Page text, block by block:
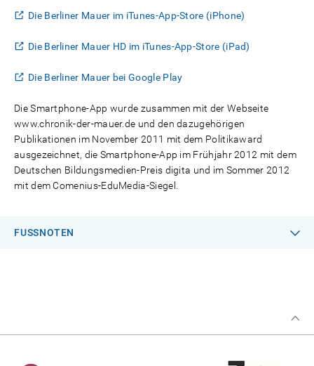
Die Berliner Mauer im iTunes-App-Store (iPhone)
Die Berliner Mauer HD im iTunes-App-Store (iPad)
Die Berliner Mauer bei Google Play
Die Smartphone-App wurde zusammen mit der Webseite
www.chronik-der-mauer.de und den dazugehörigen
Publikationen im November 2011 mit dem Politikaward
ausgezeichnet, die Smartphone-App im Frühjahr 2012 mit dem
Deutschen Bildungsmedien-Preis digita und im Sommer 2012
mit dem Comenius-EduMedia-Siegel.
FUSSNOTEN